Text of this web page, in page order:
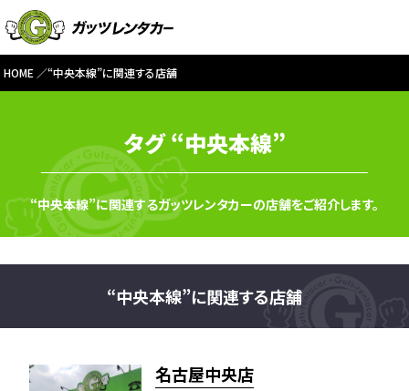
HOME “中央本線”に関連する店舗
タグ “中央本線”
“中央本線”に関連するガッツレンタカーの店舗をご紹介します。
“中央本線”に関連する店舗
名古屋中央店